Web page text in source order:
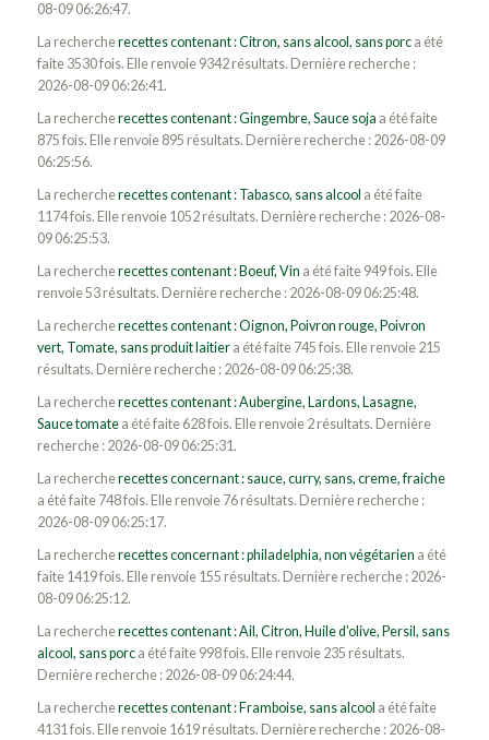
08-09 06:26:47.
La rechercherecettes contenant : Citron, sans alcool, sans porca été
faite 3530 fois. Elle renvoie 9342 résultats. Dernière recherche :
2026-08-09 06:26:41.
La rechercherecettes contenant : Gingembre, Sauce soja a été faite
875 fois. Elle renvoie 895 résultats. Dernière recherche : 2026-08-09
06:25:56.
La rechercherecettes contenant : Tabasco, sans alcool a été faite
1174 fois. Elle renvoie 1052 résultats. Dernière recherche : 2026-08-
09 06:25:53.
La rechercherecettes contenant : Boeuf, Vin a été faite 949 fois. Elle
renvoie 53 résultats. Dernière recherche : 2026-08-09 06:25:48.
La rechercherecettes contenant : Oignon, Poivron rouge, Poivron
vert, Tomate, sans produit laitiera été faite 745 fois. Elle renvoie 215
résultats. Dernière recherche : 2026-08-09 06:25:38.
La rechercherecettes contenant : Aubergine, Lardons, Lasagne,
Sauce tomatea été faite 628 fois. Elle renvoie 2 résultats. Dernière
recherche : 2026-08-09 06:25:31.
La rechercherecettes concernant : sauce, curry, sans, creme, fraiche
a été faite 748 fois. Elle renvoie 76 résultats. Dernière recherche :
2026-08-09 06:25:17.
La rechercherecettes concernant : philadelphia, non végétarien a été
faite 1419 fois. Elle renvoie 155 résultats. Dernière recherche : 2026-
08-09 06:25:12.
La rechercherecettes contenant : Ail, Citron, Huile d'olive, Persil, sans
alcool, sans porca été faite 998 fois. Elle renvoie 235 résultats.
Dernière recherche : 2026-08-09 06:24:44.
La rechercherecettes contenant : Framboise, sans alcool a été faite
4131 fois. Elle renvoie 1619 résultats. Dernière recherche : 2026-08-